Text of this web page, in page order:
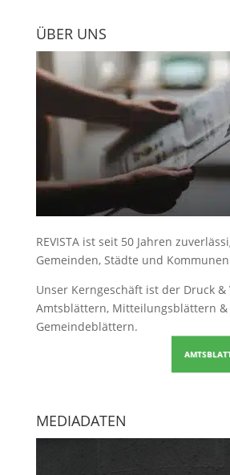
ÜBER UNS
REVISTA ist seit 50 Jahren
Gemeinden, Städte und
Unser Kerngeschäft ist der Druck &
Amtsblättern, Mitteilungsblättern &
Gemeindeblättern.
MEDIADATEN